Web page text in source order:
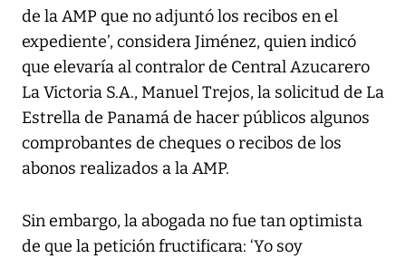
de la AMP que no adjuntó los recibos en el
expediente’, considera Jiménez, quien indicó
que elevaría al contralor de Central Azucarero
La Victoria S.A., Manuel Trejos, la solicitud de La
Estrella de Panamá de hacer públicos algunos
comprobantes de cheques o recibos de los
abonos realizados a la AMP.
Sin embargo, la abogada no fue tan optimista
de que la petición fructificara: ‘Yo soy